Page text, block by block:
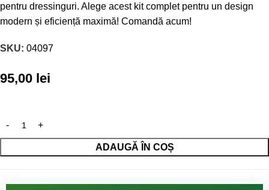
pentru dressinguri. Alege acest kit complet pentru un design
modern și eficiență maximă! Comandă acum!
SKU: 04097
95,00 lei
ADAUGĂ ÎN COȘ